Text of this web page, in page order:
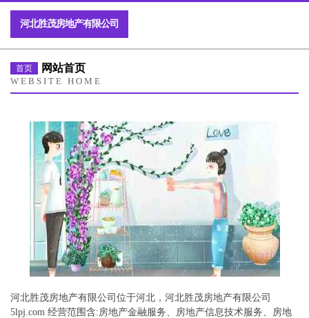
河北胜茂房地产有限公司
首页 网站首页
WEBSITE HOME
河北胜茂房地产有限公司位于河北，河北胜茂房地产有限公司
5lpj.com 经营范围含:房地产金融服务、房地产信息技术服务、房地